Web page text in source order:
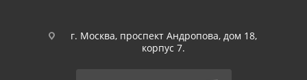
г. Москва, проспект Андропова, дом 18,
корпус 7.